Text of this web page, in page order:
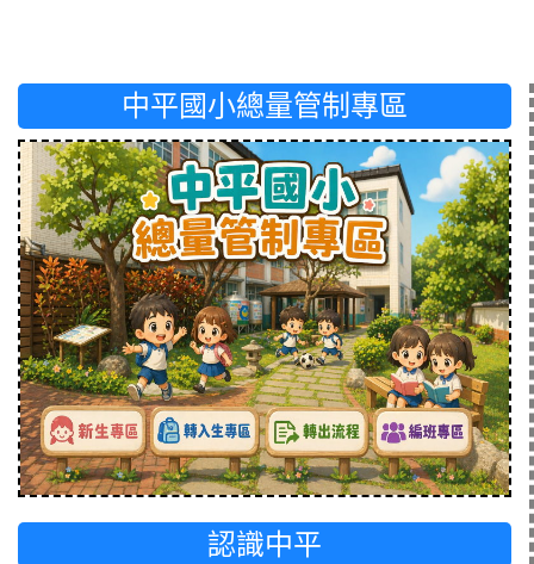
中平國小總量管制專區
認識中平